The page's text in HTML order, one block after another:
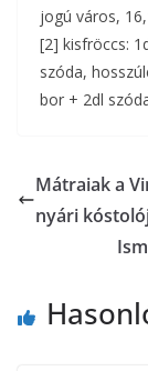
jogú város,
[2] kisfröccs:
szóda,
bor + 2dl
Mátraiak a
nyári